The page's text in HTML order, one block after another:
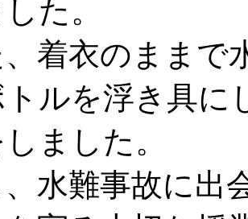
た。
着衣のままで
トルを浮き具に
ました。
水難事故に出